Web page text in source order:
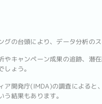
グの台頭により、データ分析の
やキャンペーン成果の追跡、潜
ょう。
ア開発庁(IMDA)の調査による
う結果もあります。